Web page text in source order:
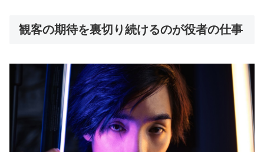
観客の期待を裏切り続けるのが役者の仕事